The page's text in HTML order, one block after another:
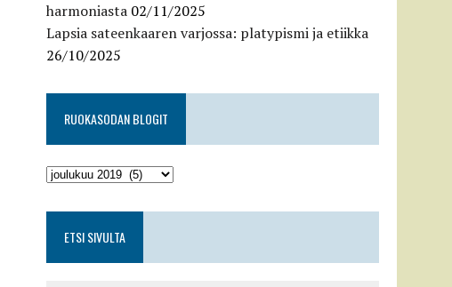
harmoniasta 02/11/2025
Lapsia sateenkaaren varjossa: platypismi ja etiikka
26/10/2025
RUOKASODAN BLOGIT
ETSI SIVULTA